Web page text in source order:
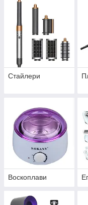
Стайлери
Воскоплави